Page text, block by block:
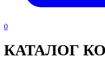
0
КАТАЛОГ